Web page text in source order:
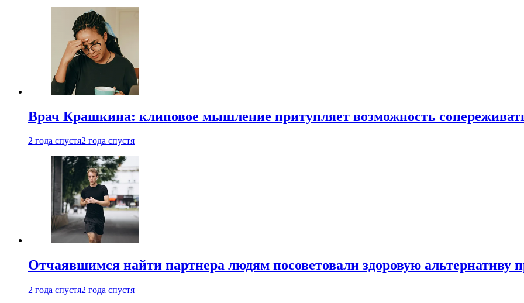
Врач Крашкина: клиповое мышление притупляет возможность
2 года спустя2 года спустя
Отчаявшимся найти партнера людям посоветовали здоровую альтернативу
2 года спустя2 года спустя